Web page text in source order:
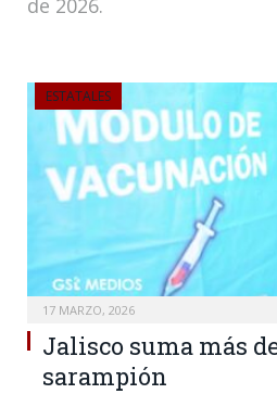
ESTATALES
17 MARZO, 2026
Jalisco suma más
sarampión